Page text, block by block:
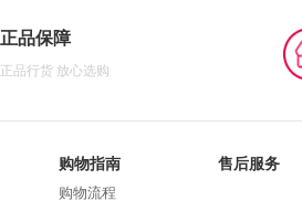
正品保障
正品行货 放心选购
购物指南
购物流程
售后服务